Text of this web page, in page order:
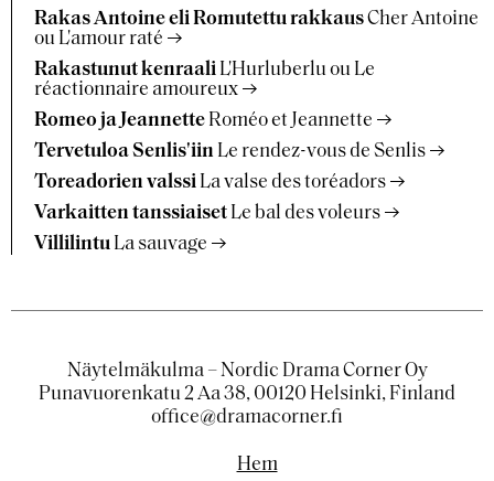
Rakas Antoine eli Romutettu rakkausCher Antoine
ou L'amour raté
Rakastunut kenraali L'Hurluberlu ou Le
réactionnaire amoureux
Romeo ja Jeannette Roméo et Jeannette
Tervetuloa Senlis'iin Le rendez-vous de Senlis
Toreadorien valssi La valse des toréadors
Varkaitten tanssiaiset Le bal des voleurs
Villilintu La sauvage
Näytelmäkulma – Nordic Drama Corner Oy
Punavuorenkatu 2 Aa 38, 00120 Helsinki, Finland
office@dramacorner.fi
Hem